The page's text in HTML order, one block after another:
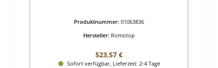
Produktnummer: 01063836
Hersteller: Romotop
Regulärer Preis:
523,57 €
Sofort verfügbar, Lieferzeit: 2-4 Tage